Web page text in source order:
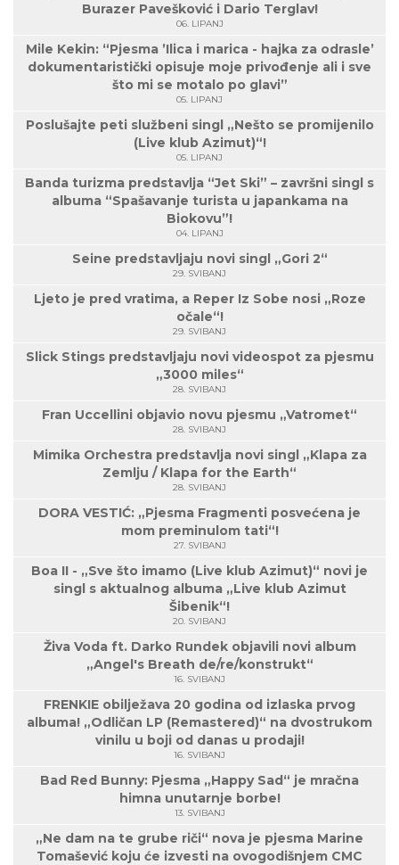
Burazer Pavešković i Dario Terglav!
06. LIPANJ
Mile Kekin: “Pjesma ’Ilica i marica - hajka za odrasle’
dokumentaristički opisuje moje privođenje ali i sve
što mi se motalo po glavi”
05. LIPANJ
Poslušajte peti službeni singl „Nešto se promijenilo
(Live klub Azimut)“!
05. LIPANJ
Banda turizma predstavlja “Jet Ski” – završni singl s
albuma “Spašavanje turista u japankama na
Biokovu”!
04. LIPANJ
Seine predstavljaju novi singl „Gori 2“
29. SVIBANJ
Ljeto je pred vratima, a Reper Iz Sobe nosi „Roze
očale“!
29. SVIBANJ
Slick Stings predstavljaju novi videospot za pjesmu
„3000 miles“
28. SVIBANJ
Fran Uccellini objavio novu pjesmu „Vatromet“
28. SVIBANJ
Mimika Orchestra predstavlja novi singl „Klapa za
Zemlju / Klapa for the Earth“
28. SVIBANJ
DORA VESTIĆ: „Pjesma Fragmenti posvećena je
mom preminulom tati“!
27. SVIBANJ
Boa II - „Sve što imamo (Live klub Azimut)“ novi je
singl s aktualnog albuma „Live klub Azimut
Šibenik“!
20. SVIBANJ
Živa Voda ft. Darko Rundek objavili novi album
„Angel's Breath de/re/konstrukt“
16. SVIBANJ
FRENKIE obilježava 20 godina od izlaska prvog
albuma! „Odličan LP (Remastered)“ na dvostrukom
vinilu u boji od danas u prodaji!
16. SVIBANJ
Bad Red Bunny: Pjesma „Happy Sad“ je mračna
himna unutarnje borbe!
13. SVIBANJ
„Ne dam na te grube riči“ nova je pjesma Marine
Tomašević koju će izvesti na ovogodišnjem CMC